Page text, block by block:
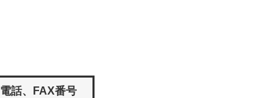
電話、FAX番号